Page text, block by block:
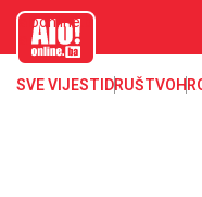
aloonline.b
SVE VIJESTI DRUŠTVO